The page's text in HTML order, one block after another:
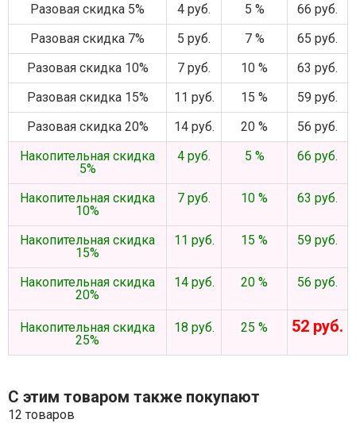
Разовая скидка 5% 4 руб. 5 %
66 руб.
Разовая скидка 7%
5 руб. 7 %
65 руб.
Разовая скидка 10%
7 руб. 10 %
63 руб.
Разовая скидка 15%
11 руб. 15 %
59 руб.
Разовая скидка 20%
14 руб. 20 %
56 руб.
Накопительная скидка
5%
4 руб. 5 % 66 руб.
Накопительная скидка
10%
7 руб. 10 % 63 руб.
Накопительная скидка
15%
11 руб. 15 % 59 руб.
Накопительная скидка
20%
14 руб. 20 % 56 руб.
Накопительная скидка
25%
18 руб. 25 % 52 руб.
С этим товаром также покупают
12 товаров